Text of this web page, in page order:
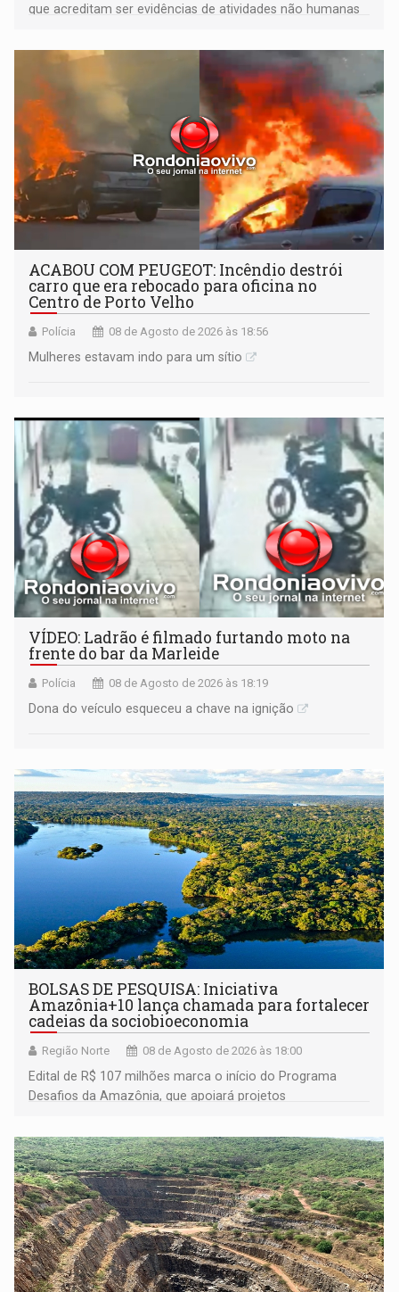
que acreditam ser evidências de atividades não humanas
órbita
ACABOU COM PEUGEOT: Incêndio destrói
carro que era rebocado para oficina no
Centro de Porto Velho
Polícia 08 de Agosto de 2026 às 18:56
Mulheres estavam indo para um sítio
VÍDEO: Ladrão é filmado furtando moto na
frente do bar da Marleide
Polícia 08 de Agosto de 2026 às 18:19
Dona do veículo esqueceu a chave na ignição
BOLSAS DE PESQUISA: Iniciativa
Amazônia+10 lança chamada para fortalecer
cadeias da sociobioeconomia
Região Norte 08 de Agosto de 2026 às 18:00
Edital de R$ 107 milhões marca o início do Programa
Desafios da Amazônia, que apoiará projetos
submissão de pré-propostas poderá ser feita até 1º de
setembro